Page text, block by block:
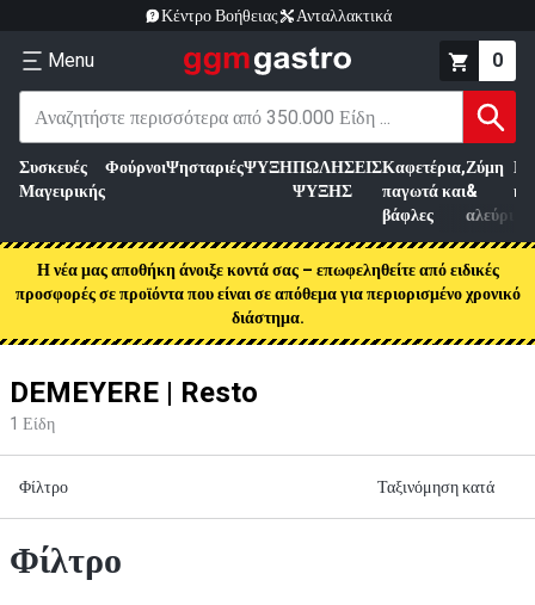
Κέντρο Βοήθειας Ανταλλακτικά
Menu 0
Συσκευές
Μαγειρικής
ΦούρνοιΨησταριέςΨΥΞΗΠΩΛΗΣΕΙΣ
ΨΥΞΗΣ
Καφετέρια,
παγωτά και
βάφλες
Ζύμη
&
αλεύρι
Η νέα μας αποθήκη άνοιξε κοντά σας – επωφεληθείτε από ειδικές
προσφορές σε προϊόντα που είναι σε απόθεμα για περιορισμένο χρονικό
διάστημα.
DEMEYERE | Resto
1 Είδη
Φίλτρο Ταξινόμηση κατά
Φίλτρο